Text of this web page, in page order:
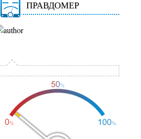
ПРАВДОМЕР